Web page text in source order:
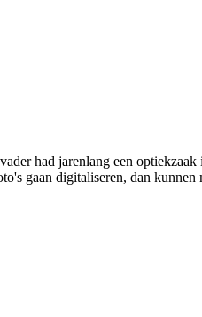
had jarenlang een
gaan digitaliseren, dan kunnen